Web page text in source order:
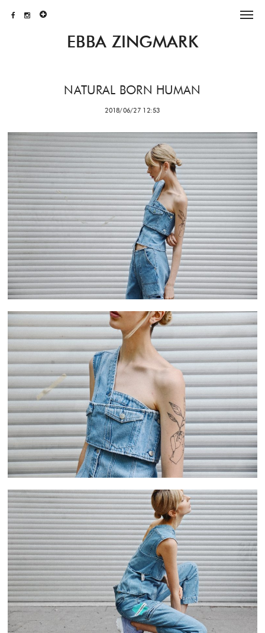
EBBA ZINGMARK
NATURAL BORN HUMAN
2018/06/27 12:53